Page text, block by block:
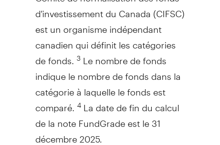
d'investissement du Canada(CIFSC)
est un organisme indépendant
canadien qui définit les catégories
de fonds. 3Le nombre de fonds
indique le nombre de fonds dans la
catégorie à laquelle le fonds est
comparé. 4La date de fin du calcul
de la note FundGrade est le 31
décembre 2025.